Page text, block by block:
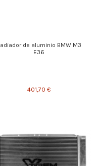
de aluminio BMW M3
E36
401,70 €